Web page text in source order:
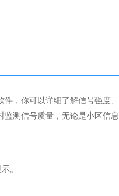
，你可以详细了解信号强度、
监测信号质量，无论是小区信息
。